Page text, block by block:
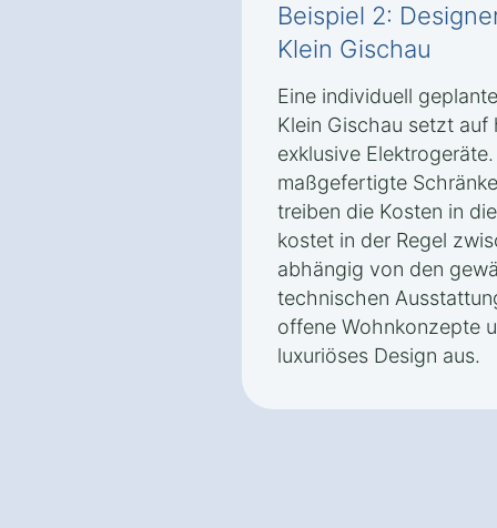
Beispiel 2:
Klein Gischau
Eine individuell
Klein Gischau setzt
exklusive
maßgefertigte
treiben die Kosten in
kostet in der Regel
abhängig von den
technischen
offene Wohnkonzepte
luxuriöses Design aus.